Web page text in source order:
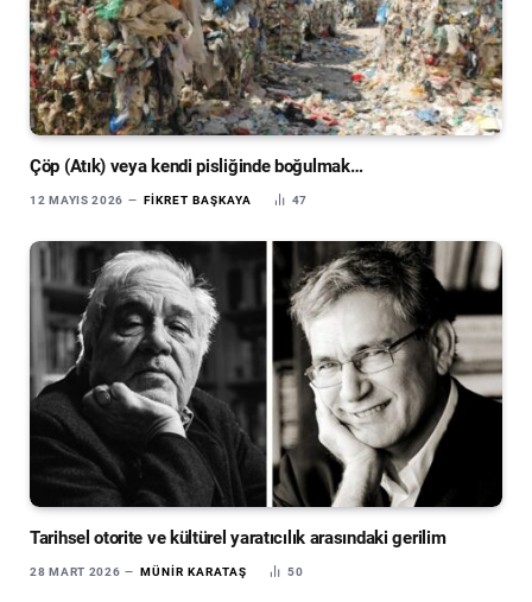
Çöp (Atık) veya kendi pisliğinde boğulmak…
12 MAYIS 2026 FIKRET BAŞKAYA 47
Tarihsel otorite ve kültürel yaratıcılık arasındaki gerilim
28 MART 2026 MÜNIR KARATAŞ 50